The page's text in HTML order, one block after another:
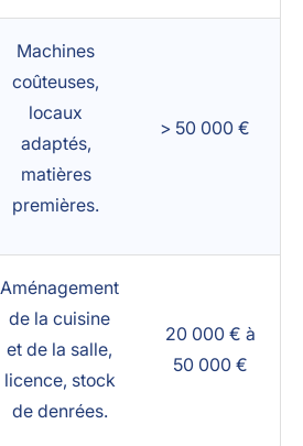
Machines
coûteuses,
locaux
adaptés,
matières
premières.
> 50 000 €
Aménagement
de la cuisine
et de la salle,
licence, stock
de denrées.
20 000 € à
50 000 €